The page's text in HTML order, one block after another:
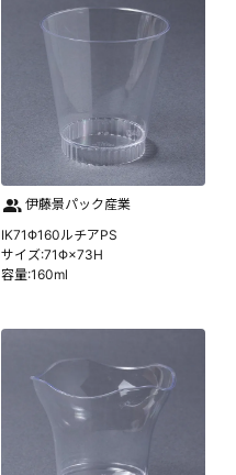
伊藤景パック産業
IK71Φ160ルチアPS
サイズ:71Φ×73H
容量:160ml